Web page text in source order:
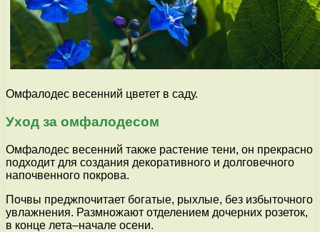
Омфалодес весенний цветет в саду.
Уход за омфалодесом
Омфалодес весенний также растение тени, он прекрасно
подходит для создания декоративного и долговечного
напочвенного покрова.
Почвы преджпочитает богатые, рыхлые, без избыточного
увлажнения. Размножают отделением дочерних розеток,
в конце лета–начале осени.